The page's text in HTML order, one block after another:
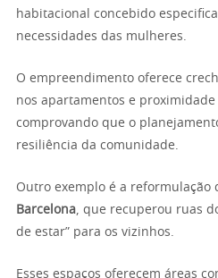
habitacional concebido
necessidades das mulheres.
O empreendimento oferece
nos apartamentos e
comprovando que o
resiliência da comunidade.
Outro exemplo é a reformulação
Barcelona, que recuperou ruas
de estar” para os vizinhos.
Esses espaços oferecem áreas